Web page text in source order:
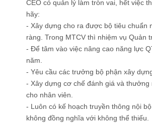
CEO có quản lý làm tròn vai, hết việc
hãy:
- Xây dựng cho ra được bộ tiêu chuẩn
ràng. Trong MTCV thì nhiệm vụ Quản
- Để tâm vào việc nâng cao năng lực
năm.
- Yêu cầu các trưởng bộ phận xây
- Xây dựng cơ chế đánh giá và
cho nhân viên.
- Luôn có kế hoạch truyền thông nội
không đồng nghĩa với không thể thiếu.